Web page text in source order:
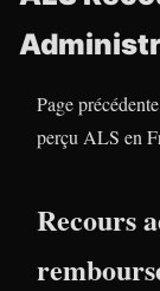
Page
perçu ALS en
Recours